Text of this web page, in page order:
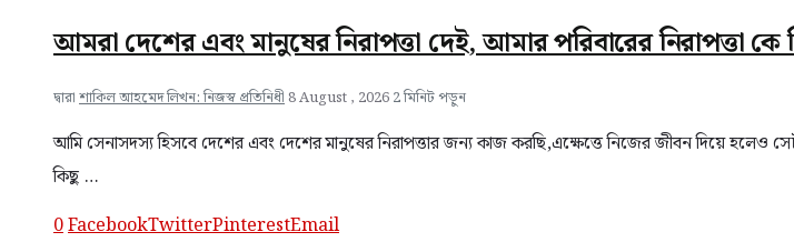
আমরা দেশের এবং মানুষের নিরাপত্তা দেই, আমার পরিবারের নিরাপত্তা
দ্বারাশাকিল আহমেদ লিখন: নিজস্ব প্রতিনিধী8 August , 20262 মিনিট পড়ুন
আমি সেনাসদস্য হিসবে দেশের এবং দেশের মানুষের নিরাপত্তার জন্য কাজ করছি,এক্ষেত্তে নিজের জীবন দিয়ে হলেও
কিছু …
0FacebookTwitterPinterestEmail